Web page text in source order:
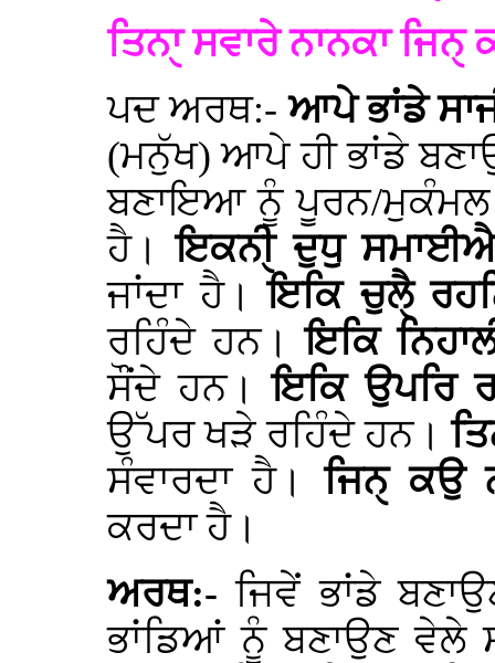
ਤਿਨਾੑ ਸਵਾਰੇ ਨਾਨਕਾ
ਪਦ ਅਰਥ:-ਆਪੇ ਭਾਂਡੇ
(ਮਨੁੱਖ) ਆਪੇ ਹੀ ਭਾਂਡੇ
ਬਣਾਇਆ ਨੂੰ ਪੂਰਨ/ਮੁਕੰਮਲ
ਹੈ।ਇਕਨੀੑ ਦੁਧੁ
ਜਾਂਦਾ ਹੈ।ਇਕਿ ਚੁਲੈੑ
ਰਹਿੰਦੇ ਹਨ।ਇਕਿ
ਸੌਂਦੇ ਹਨ।ਇਕਿ ਉਪਰਿ
ਉੱਪਰ ਖੜੇ ਰਹਿੰਦੇ ਹਨ।
ਸੰਵਾਰਦਾ ਹੈ।ਜਿਨੑ ਕਉ
ਕਰਦਾ ਹੈ।
ਅਰਥ:- ਜਿਵੇਂ ਭਾਂਡੇ
ਭਾਂਡਿਆਂ ਨੂੰ ਬਣਾਉਣ ਵੇਲੇ